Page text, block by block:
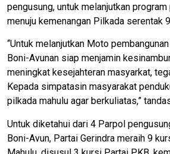
pengusung, untuk melanjutkan
menuju kemenangan Pilkada serentak
“Untuk melanjutkan Moto
Boni-Avunan siap menjamin
meningkat kesejahteran masyarkat,
Kepada simpatasin masyarakat
pilkada mahulu agar berkuliatas,”
Untuk diketahui dari 4 Parpol
Boni-Avun, Partai Gerindra meraih 9